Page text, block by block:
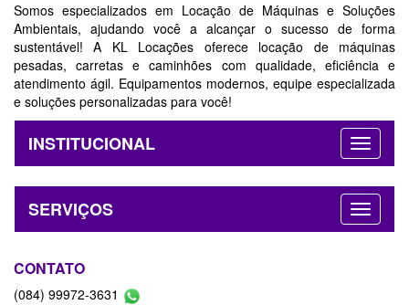
Somos especializados em Locação de Máquinas e Soluções
Ambientais, ajudando você a alcançar o sucesso de forma
sustentável! A KL Locações oferece locação de máquinas
pesadas, carretas e caminhões com qualidade, eficiência e
atendimento ágil. Equipamentos modernos, equipe especializada
e soluções personalizadas para você!
INSTITUCIONAL
SERVIÇOS
CONTATO
(084) 99972-3631